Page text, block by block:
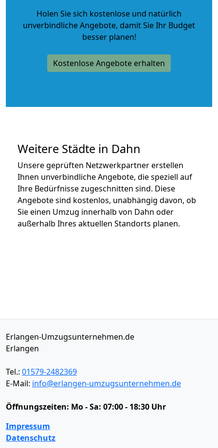
Holen Sie sich kostenlose und natürlich
unverbindliche Angebote, damit Sie Ihr Budget
besser planen!
Kostenlose Angebote erhalten
Weitere Städte in Dahn
Unsere geprüften Netzwerkpartner erstellen
Ihnen unverbindliche Angebote, die speziell auf
Ihre Bedürfnisse zugeschnitten sind. Diese
Angebote sind kostenlos, unabhängig davon, ob
Sie einen Umzug innerhalb von Dahn oder
außerhalb Ihres aktuellen Standorts planen.
Erlangen-Umzugsunternehmen.de
Erlangen
Tel.: 01579-2482369
E-Mail: info@erlangen-umzugsunternehmen.de
Öffnungszeiten: Mo - Sa: 07:00 - 18:30 Uhr
Impressum
Datenschutz